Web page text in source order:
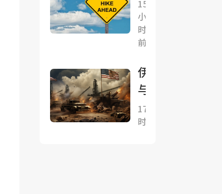
密联
沃什
美联
立性
面临
新考
验
农
降
难
解
政
策
15
小
时
前
伊朗
与阿
曼已
明确
17小
时前